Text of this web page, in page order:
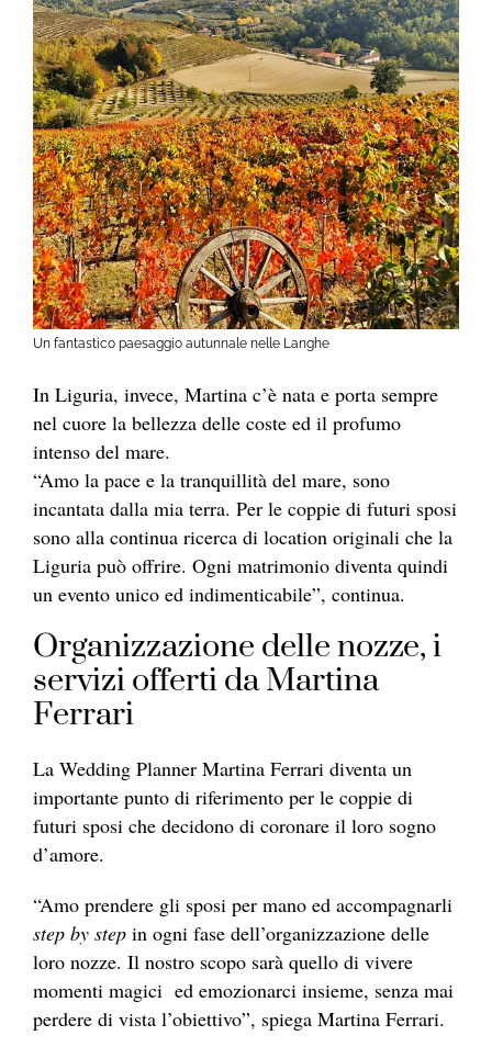
Un fantastico paesaggio autunnale nelle Langhe
In Liguria, invece, Martina c’è nata e porta sempre
nel cuore la bellezza delle coste ed il profumo
intenso del mare.
“Amo la pace e la tranquillità del mare, sono
incantata dalla mia terra. Per le coppie di futuri sposi
sono alla continua ricerca di location originali che la
Liguria può offrire. Ogni matrimonio diventa quindi
un evento unico ed indimenticabile”, continua.
Organizzazione delle nozze, i
servizi offerti da Martina
Ferrari
La Wedding Planner Martina Ferrari diventa un
importante punto di riferimento per le coppie di
futuri sposi che decidono di coronare il loro sogno
d’amore.
“Amo prendere gli sposi per mano ed accompagnarli
step by step in ogni fase dell’organizzazione delle
loro nozze. Il nostro scopo sarà quello di vivere
momenti magici ed emozionarci insieme, senza mai
perdere di vista l’obiettivo”, spiega Martina Ferrari.